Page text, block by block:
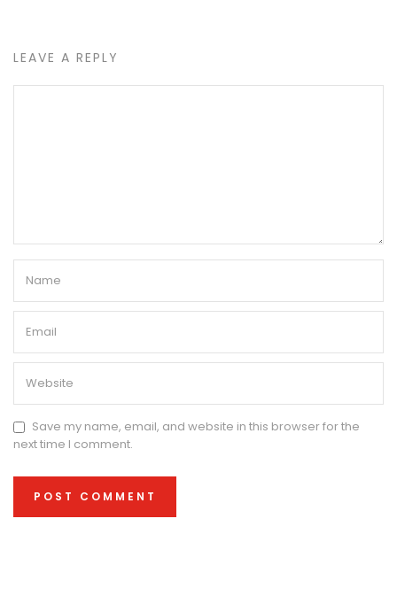
LEAVE A REPLY
Save my name, email, and website in this browser for the
next time I comment.